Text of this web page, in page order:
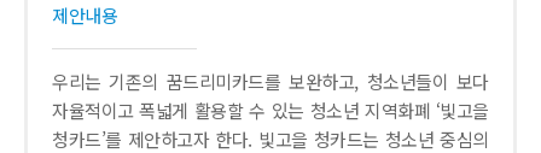
제안내용
우리는 기존의 꿈드리미카드를 보완하고, 청소년들이 보다
자율적이고 폭넓게 활용할 수 있는 청소년 지역화폐 ‘빛고을
청카드’를 제안하고자 한다. 빛고을 청카드는 청소년 중심의